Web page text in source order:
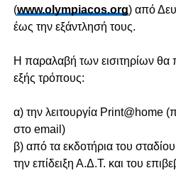
(www.olympiacos.org) από
έως την εξάντλησή τους.
Η παραλαβή των εισιτηρίων θα
εξής τρόπους:
α) την λειτουργία Print@home
στο email)
β) από τα εκδοτήρια του σταδίου
την επίδειξη Α.Δ.Τ. και του